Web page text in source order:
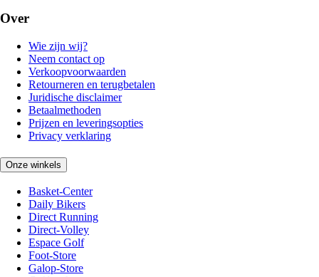
Over
Wie zijn wij?
Neem contact op
Verkoopvoorwaarden
Retourneren en terugbetalen
Juridische disclaimer
Betaalmethoden
Prijzen en leveringsopties
Privacy verklaring
Onze winkels
Basket-Center
Daily Bikers
Direct Running
Direct-Volley
Espace Golf
Foot-Store
Galop-Store